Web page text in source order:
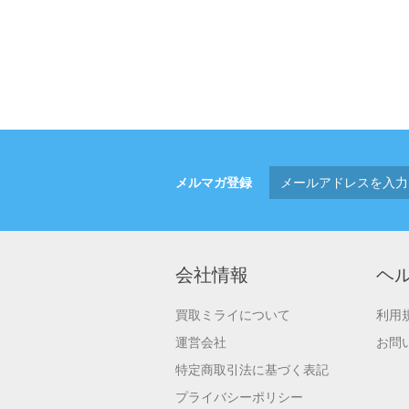
メルマガ登録
会社情報
買取ミライについて
運営会社
特定商取引法に基づく表記
プライバシーポリシー
ヘ
利用
お問